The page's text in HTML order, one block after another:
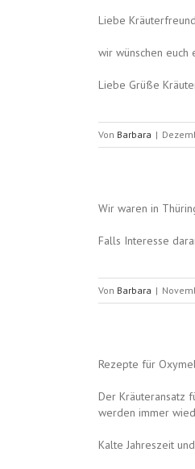
Liebe
wir wünschen euch
Liebe Grüße
Von Barbara |
Wir waren in
Falls Interesse
Von Barbara |
Rezepte für
Der Kräuteransatz
werden immer
Kalte Jahreszeit